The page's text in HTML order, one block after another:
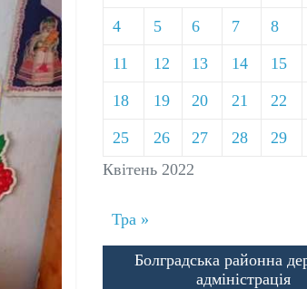
Квітень 2022
4 5 6 7 8
11 12 13 14 15
18 19 20 21 22
25 26 27 28 29
Тра »
Болградська районна
адміністрація